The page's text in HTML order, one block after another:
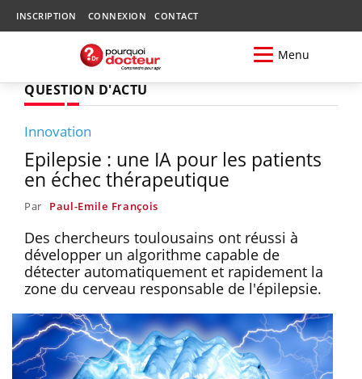
INSCRIPTION CONNEXION CONTACT
Menu
QUESTION D'ACTU
Innovation
Epilepsie : une IA pour les patients
en échec thérapeutique
Par Paul-Emile François
Des chercheurs toulousains ont réussi à
développer un algorithme capable de
détecter automatiquement et rapidement la
zone du cerveau responsable de l'épilepsie.